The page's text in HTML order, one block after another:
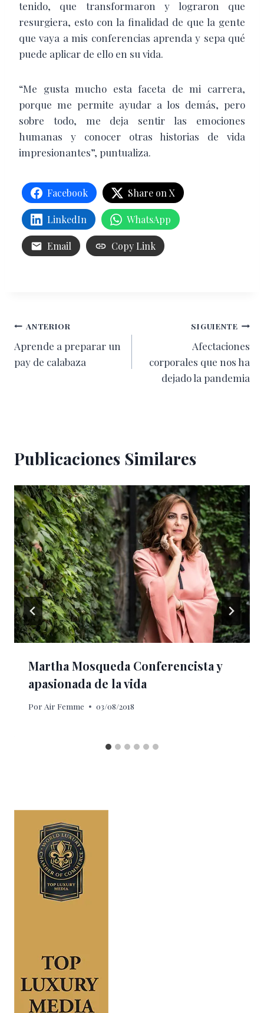
tenido, que transformaron y lograron que
resurgiera, esto con la finalidad de que la gente
que vaya a mis conferencias aprenda y sepa qué
puede aplicar de ello en su vida.
“Me gusta mucho esta faceta de mi carrera,
porque me permite ayudar a los demás, pero
sobre todo, me deja sentir las emociones
humanas y conocer otras historias de vida
impresionantes”, puntualiza.
Facebook Share on X
LinkedIn WhatsApp
Email Copy Link
Navegación
de
ANTERIOR
Aprende a preparar un
pay de calabaza
SIGUIENTE
Afectaciones
corporales que nos ha
dejado la pandemia
Publicaciones Similares
Martha Mosqueda Conferencista y
apasionada de la vida
Por Air Femme 03/08/2018